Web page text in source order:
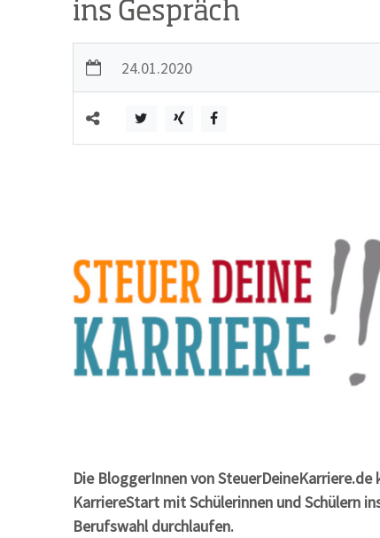
ins Gespräch
24.01.2020
Die BloggerInnen von
KarriereStart mit Schülerinnen und Schülern
Berufswahl durchlaufen.